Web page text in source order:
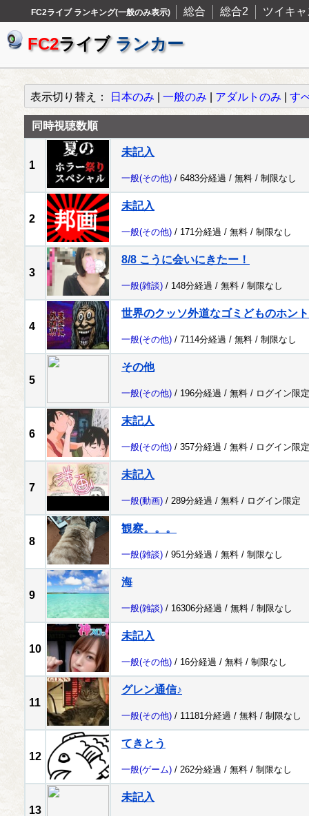
FC2ライブ ランキング(一般のみ表示) 総合 総合2 ツイキャ
FC2ライブ ランカー
表示切り替え： 日本のみ 一般のみ アダルトのみ す
同時視聴数順
1
未記入
一般(その他) / 6483分経過 / 無料 / 制限なし
2
未記入
一般(その他) / 171分経過 / 無料 / 制限なし
3
8/8 こうに会いにきたー！
一般(雑談) / 148分経過 / 無料 / 制限なし
4
世界のクッソ外道なゴミどものホン
一般(その他) / 7114分経過 / 無料 / 制限なし
5
その他
一般(その他) / 196分経過 / 無料 / ログイン限定
6
末記人
一般(その他) / 357分経過 / 無料 / ログイン限定
7
未記入
一般(動画) / 289分経過 / 無料 / ログイン限定
8
観察。。。
一般(雑談) / 951分経過 / 無料 / 制限なし
9
海
一般(雑談) / 16306分経過 / 無料 / 制限なし
10
未記入
一般(その他) / 16分経過 / 無料 / 制限なし
11
グレン通信♪
一般(その他) / 11181分経過 / 無料 / 制限なし
12
てきとう
一般(ゲーム) / 262分経過 / 無料 / 制限なし
13
未記入